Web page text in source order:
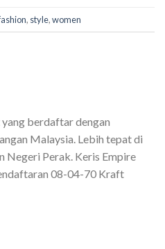
, style,women
berdaftar dengan
Malaysia. Lebih tepat di
Negeri Perak. Keris Empire
08-04-70 Kraft